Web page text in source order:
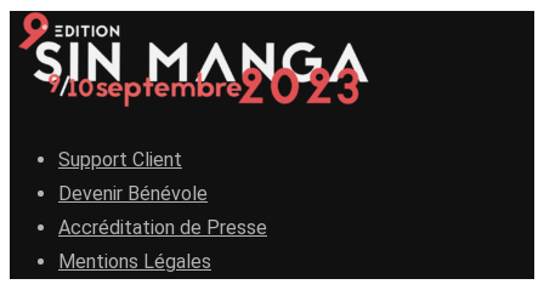
Support Client
Devenir Bénévole
Accréditation de Presse
Mentions Légales